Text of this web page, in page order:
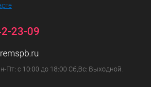
23-09
Пт: с 10:00 до 18:00 Сб,Вс: Выходной.